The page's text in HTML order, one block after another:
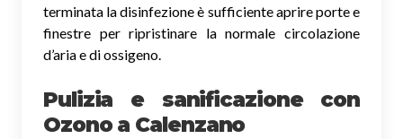
terminata la disinfezione è sufficiente aprire porte e
finestre per ripristinare la normale circolazione
d’aria e di ossigeno.
Pulizia e sanificazione con
Ozono a Calenzano